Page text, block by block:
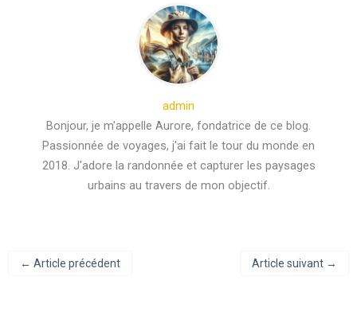
admin
Bonjour, je m'appelle Aurore, fondatrice de ce blog.
Passionnée de voyages, j'ai fait le tour du monde en
2018. J'adore la randonnée et capturer les paysages
urbains au travers de mon objectif.
← Article précédent Article suivant →